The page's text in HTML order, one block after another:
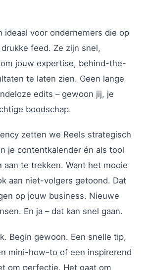
ideaal voor ondernemers die op
feed. Ze zijn snel,
jouw expertise, behind-the-
te laten zien. Geen lange
edits – gewoon jij, je
boodschap.
zetten we Reels strategisch
je contentkalender én als tool
aan te trekken. Want het mooie
aan niet-volgers getoond. Dat
op jouw business. Nieuwe
En ja – dat kan snel gaan.
Begin gewoon. Een snelle tip,
mini-how-to of een inspirerend
om perfectie. Het gaat om